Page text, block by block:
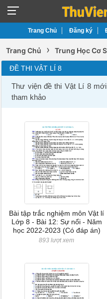
Trang Chủ Đăng ký
Trang Chủ › Trung Học Cơ
ĐỀ THI VẬT LÍ 8
Thư viện đề thi Vật Lí 8
tham khảo
Bài tập trắc nghiệm môn Vật lí
Lớp 8 - Bài 12: Sự nổi - Năm
học 2022-2023 (Có đáp án)
893 lượt xem